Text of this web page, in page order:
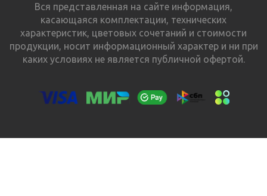
Вся представленная на сайте информация,
касающаяся комплектации, технических
характеристик, цветовых сочетаний и стоимости
продукции, носит информационный характер и ни при
каких условиях не является публичной офертой.